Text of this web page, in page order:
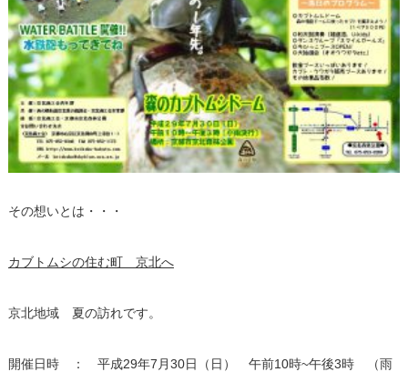
その想いとは・・・
カブトムシの住む町 京北へ
京北地域 夏の訪れです。
開催日時 ： 平成29年7月30日（日） 午前10時~午後3時 （雨